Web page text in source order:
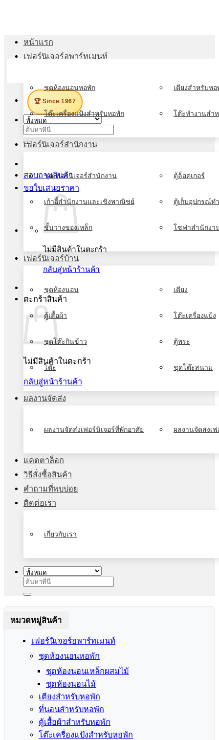
เนื้อหา
🏆 Since 1967
ค้นหา:
สอบถามสินค้า
ขอใบเสนอราคา
ไม่มีสินค้าในตะกร้า
กลับสู่หน้าร้านค้า
ตะกร้าสินค้า
ไม่มีสินค้าในตะกร้า
กลับสู่หน้าร้านค้า
หน้าแรก
เฟอร์นิเจอร์อพาร์ทเมนท์
ชุดห้องนอนหอพัก เตียงสำหรับหอ
โต๊ะเครื่องแป้งสำหรับหอพัก โต๊ะทำงานสำ
เฟอร์นิเจอร์สำนักงาน
ชุดเฟอร์นิเจอร์สำนักงาน ตู้ล็อคเกอร์
เก้าอี้สำนักงานและเชิงพาณิชย์ ตู้เก็บอุปกรณ์ท
ชั้นวางของเหล็ก โซฟาสำนักงา
เฟอร์นิเจอร์บ้าน
ชุดห้องนอน เตียง
ตู้เสื้อผ้า โต๊ะเครื่องแป้ง
ชุดโต๊ะกินข้าว ตู้พระ
โต๊ะ ชุดโต๊ะสนาม
ผลงานจัดส่ง
ผลงานจัดส่งเฟอร์นิเจอร์ที่พักอาศัย ผลงานจัดส่งเ
แคตตาล็อก
วิธีสั่งซื้อสินค้า
คำถามที่พบบ่อย
ติดต่อเรา
เกี่ยวกับเรา
ค้นหา:
หมวดหมู่สินค้า
เฟอร์นิเจอร์อพาร์ทเมนท์
ชุดห้องนอนหอพัก
ชุดห้องนอนเหล็กผสมไม้
ชุดห้องนอนไม้
เตียงสำหรับหอพัก
ที่นอนสำหรับหอพัก
ตู้เสื้อผ้าสำหรับหอพัก
โต๊ะเครื่องแป้งสำหรับหอพัก